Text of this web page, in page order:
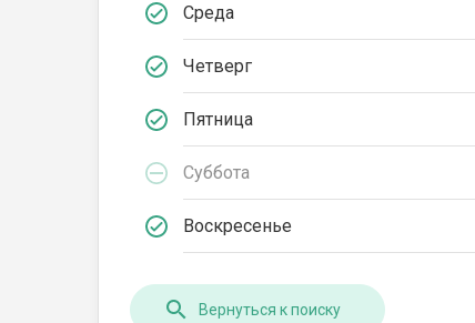
Среда
Четверг
Пятница
Суббота
Воскресенье
Вернуться к поиску